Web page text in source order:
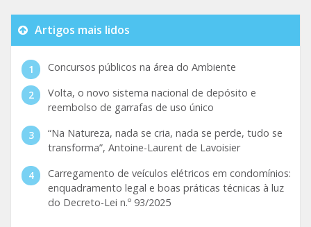
Artigos mais lidos
Concursos públicos na área do Ambiente
Volta, o novo sistema nacional de depósito e
reembolso de garrafas de uso único
“Na Natureza, nada se cria, nada se perde, tudo se
transforma”, Antoine-Laurent de Lavoisier
Carregamento de veículos elétricos em condomínios:
enquadramento legal e boas práticas técnicas à luz
do Decreto-Lei n.º 93/2025